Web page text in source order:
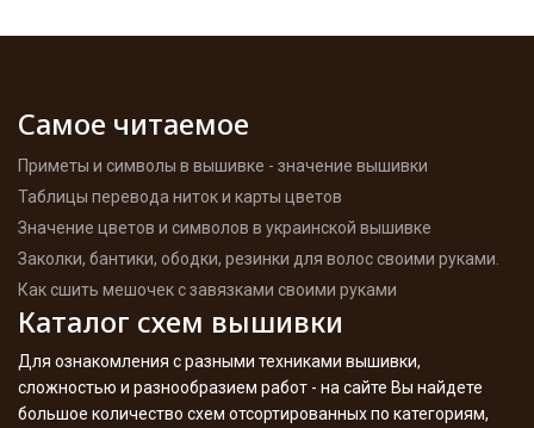
Самое читаемое
Приметы и символы в вышивке - значение вышивки
Таблицы перевода ниток и карты цветов
Значение цветов и символов в украинской вышивке
Заколки, бантики, ободки, резинки для волос своими руками.
Как сшить мешочек с завязками своими руками
Каталог схем вышивки
Для ознакомления с разными техниками вышивки,
сложностью и разнообразием работ - на сайте Вы найдете
большое количество схем отсортированных по категориям,